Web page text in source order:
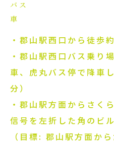
バス
車
・郡山駅西口から徒歩
・郡山駅西口バス乗り
車、虎丸バス停で降車
分）
・郡山駅方面からさく
信号を左折した角のビル
（目標: 郡山駅方面か